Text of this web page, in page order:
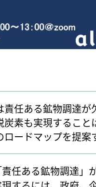
任ある鉱物調達が
素も実現すること
ードマップを提案
任ある鉱物調達」